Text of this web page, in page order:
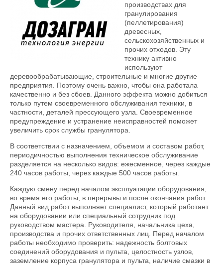
производствах для
гранулирования
(пеллетирования)
древесных,
сельскохозяйственных и
прочих отходов. Эту
технику активно
используют
деревообрабатывающие, строительные и многие другие
предприятия. Поэтому очень важно, чтобы она работала
качественно и без сбоев. Данного эффекта можно добиться
только путем своевременного обслуживания техники, в
частности, деталей прессующего узла. Своевременное
предупреждение и устранение неисправностей поможет
увеличить срок службы гранулятора.
В соответствии с назначением, объемом и составом работ,
периодичностью выполнения техническое обслуживание
разделяется на несколько видов: ежесменное, через каждые
240 часов работы, через каждые 500 часов работы.
Каждую смену перед началом эксплуатации оборудования,
во время его работы, в перерывы и после окончания работ.
Данный вид работ выполняет специалист, который работает
на оборудовании или специальный сотрудник под
руководством мастера. Руководителя, начальника цеха,
производства и прочих ответственных лиц. Перед началом
работы необходимо проверить: надежность болтовых
соединений оборудования и пульта, целостность узлов,
заземление корпуса гранулятора и пульта, наличие смазки в